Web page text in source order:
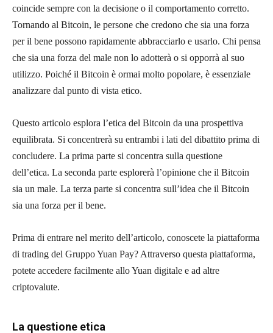
coincide sempre con la decisione o il comportamento corretto.
Tornando al Bitcoin, le persone che credono che sia una forza
per il bene possono rapidamente abbracciarlo e usarlo. Chi pensa
che sia una forza del male non lo adotterà o si opporrà al suo
utilizzo. Poiché il Bitcoin è ormai molto popolare, è essenziale
analizzare dal punto di vista etico.
Questo articolo esplora l’etica del Bitcoin da una prospettiva
equilibrata. Si concentrerà su entrambi i lati del dibattito prima di
concludere. La prima parte si concentra sulla questione
dell’etica. La seconda parte esplorerà l’opinione che il Bitcoin
sia un male. La terza parte si concentra sull’idea che il Bitcoin
sia una forza per il bene.
Prima di entrare nel merito dell’articolo, conoscete la piattaforma
di trading del Gruppo Yuan Pay? Attraverso questa piattaforma,
potete accedere facilmente allo Yuan digitale e ad altre
criptovalute.
La questione etica